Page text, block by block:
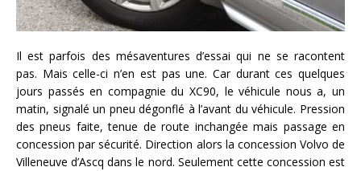
Il est parfois des mésaventures d’essai qui ne se racontent
pas. Mais celle-ci n’en est pas une. Car durant ces quelques
jours passés en compagnie du XC90, le véhicule nous a, un
matin, signalé un pneu dégonflé à l’avant du véhicule. Pression
des pneus faite, tenue de route inchangée mais passage en
concession par sécurité. Direction alors la concession Volvo de
Villeneuve d’Ascq dans le nord. Seulement cette concession est